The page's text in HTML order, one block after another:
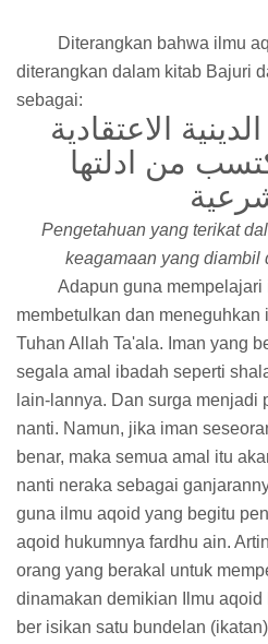
Diterangkan bahwa ilmu
diterangkan dalam kitab Bajuri
sebagai:
الاعتقادية
من ادلتها
Pengetahuan yang terikat
keagamaan yang diambil
Adapun guna
membetulkan dan meneguhkan
Tuhan Allah Ta'ala. Iman yang
segala amal ibadah seperti
lain-lannya. Dan surga menjadi
nanti. Namun, jika iman
benar, maka semua amal itu
nanti neraka sebagai
guna ilmu aqoid yang begitu
aqoid hukumnya fardhu ain.
orang yang berakal untuk
dinamakan demikian Ilmu
ber isikan satu bundelan